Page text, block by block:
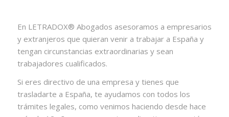
En LETRADOX® Abogados asesoramos a empresarios
y extranjeros que quieran venir a trabajar a España y
tengan circunstancias extraordinarias y sean
trabajadores cualificados.
Si eres directivo de una empresa y tienes que
trasladarte a España, te ayudamos con todos los
trámites legales, como venimos haciendo desde hace